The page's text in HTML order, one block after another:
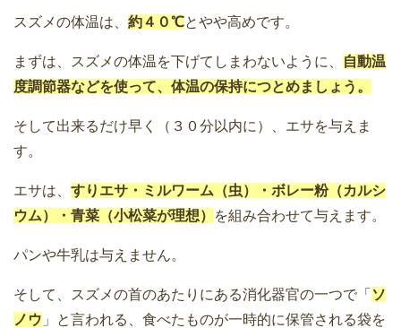
スズメの体温は、 約４０℃とやや高めです。
まずは、スズメの体温を下げてしまわないように、
自動温
度調節器などを使って、体温の保持につとめましょう。
そして出来るだけ早く（３０分以内に）、エサを与えま
す。
エサは、 すりエサ・ミルワーム（虫）・ボレー粉（カルシ
ウム）・青菜（小松菜が理想）
を組み合わせて与えます。
パンや牛乳は与えません。
そして、スズメの首のあたりにある消化器官の一つで「 ソ
ノウ 」と言われる、食べたものが一時的に保管される袋を